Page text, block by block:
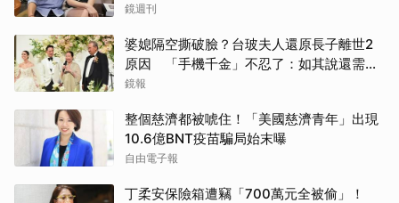
鏡週刊
婆媳隔空撕破臉？台玻夫人還原長子離世2
原因 「手機千金」不忍了：如其說還需要
離開嗎？
鏡報
整個慈濟都被唬住！「美國慈濟青年」出現
10.6億BNT疫苗騙局始末曝
自由電子報
丁柔安保險箱遭竊「700萬元全被偷」！